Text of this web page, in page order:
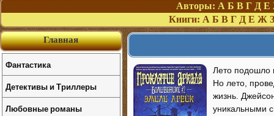
Авторы: А Б В Г Д Е
Книги: А Б В Г Д Е Ж З
Лето подошло
Но лето,
жизнь.
уникальными
Главная
Фантастика
Детективы и Триллеры
Любовные романы